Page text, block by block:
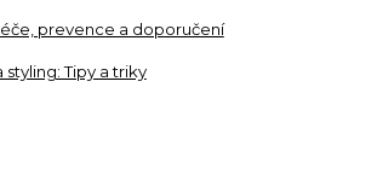
prevence a doporučení
styling: Tipy a triky